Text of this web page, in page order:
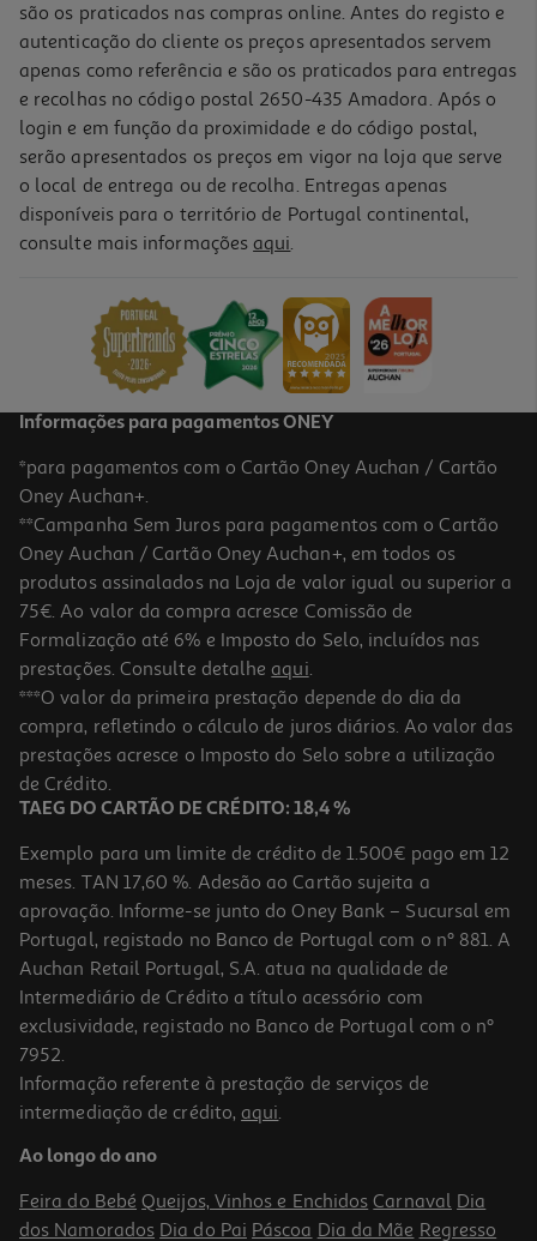
são os praticados nas compras online. Antes do registo e
autenticação do cliente os preços apresentados servem
apenas como referência e são os praticados para entregas
e recolhas no código postal 2650-435 Amadora. Após o
login e em função da proximidade e do código postal,
serão apresentados os preços em vigor na loja que serve
o local de entrega ou de recolha. Entregas apenas
disponíveis para o território de Portugal continental,
consulte mais informações aqui.
Informações para pagamentos ONEY
*para pagamentos com o Cartão Oney Auchan / Cartão
Oney Auchan+.
**Campanha Sem Juros para pagamentos com o Cartão
Oney Auchan / Cartão Oney Auchan+, em todos os
produtos assinalados na Loja de valor igual ou superior a
75€. Ao valor da compra acresce Comissão de
Formalização até 6% e Imposto do Selo, incluídos nas
prestações. Consulte detalhe aqui.
***O valor da primeira prestação depende do dia da
compra, refletindo o cálculo de juros diários. Ao valor das
prestações acresce o Imposto do Selo sobre a utilização
de Crédito.
TAEG DO CARTÃO DE CRÉDITO: 18,4 %
Exemplo para um limite de crédito de 1.500€ pago em 12
meses. TAN 17,60 %. Adesão ao Cartão sujeita a
aprovação. Informe-se junto do Oney Bank – Sucursal em
Portugal, registado no Banco de Portugal com o nº 881. A
Auchan Retail Portugal, S.A. atua na qualidade de
Intermediário de Crédito a título acessório com
exclusividade, registado no Banco de Portugal com o nº
7952.
Informação referente à prestação de serviços de
intermediação de crédito, aqui.
Ao longo do ano
Feira do Bebé Queijos, Vinhos e Enchidos Carnaval Dia
dos Namorados Dia do Pai Páscoa Dia da Mãe Regresso